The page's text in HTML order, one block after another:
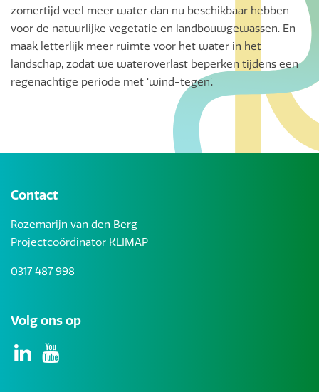
zomertijd veel meer water dan nu beschikbaar hebben
voor de natuurlijke vegetatie en landbouwgewassen. En
maak letterlijk meer ruimte voor het water in het
landschap, zodat we wateroverlast beperken tijdens een
regenachtige periode met ‘wind-tegen’.
Contact
Rozemarijn van den Berg
Projectcoördinator KLIMAP
0317 487 998
Volg ons op